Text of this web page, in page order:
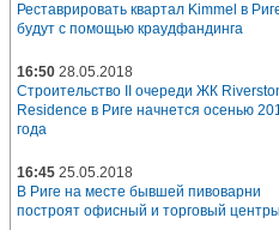
Реставрировать квартал Kimmel в
будут с помощью краудфандинга
16:50 28.05.2018
Строительство II очереди ЖК
Residence в Риге начнется осенью
года
16:45 25.05.2018
В Риге на месте бывшей пивоварни
построят офисный и торговый